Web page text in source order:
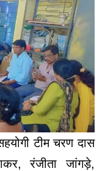
टीम चरण दास
रंजीता जांगड़े,